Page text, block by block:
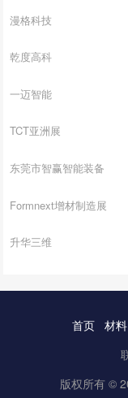
漫格科技
乾度高科
一迈智能
TCT亚洲展
东莞市智赢智能装备
Formnext增材制造展
升华三维
首页 材料
版权所有 ©